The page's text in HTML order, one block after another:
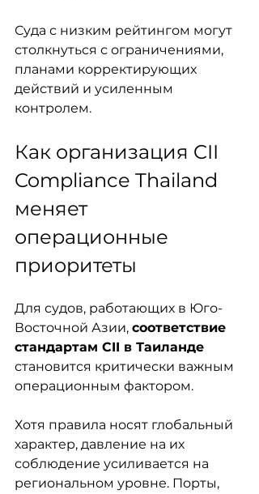
Суда с низким рейтингом могут
столкнуться с ограничениями,
планами корректирующих
действий и усиленным
контролем.
Как организация CII
Compliance Thailand
меняет
операционные
приоритеты
Для судов, работающих в Юго-
Восточной Азии, соответствие
стандартам CII в Таиланде
становится критически важным
операционным фактором.
Хотя правила носят глобальный
характер, давление на их
соблюдение усиливается на
региональном уровне. Порты,